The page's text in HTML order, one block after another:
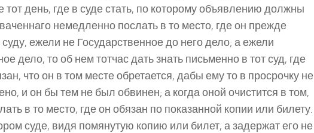
тот день, где в суде стать, по которому объявлению должны
немедленно послать в то место, где он прежде
суду, ежели не Государственное до него дело; а ежели
дело, то об нем тотчас дать знать письменно в тот суд, где
что он в том месте обретается, дабы ему то в просрочку не
и он бы тем не был обвинен; а когда оной очистится в том,
в то место, где он обязан по показанной копии или билету.
суде, видя помянутую копию или билет, а задержат его не